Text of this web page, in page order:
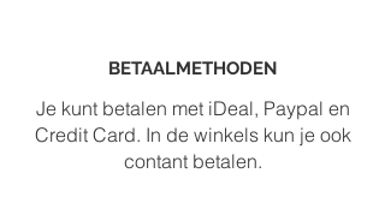
BETAALMETHODEN
Je kunt betalen met iDeal, Paypal en
Credit Card. In de winkels kun je ook
contant betalen.